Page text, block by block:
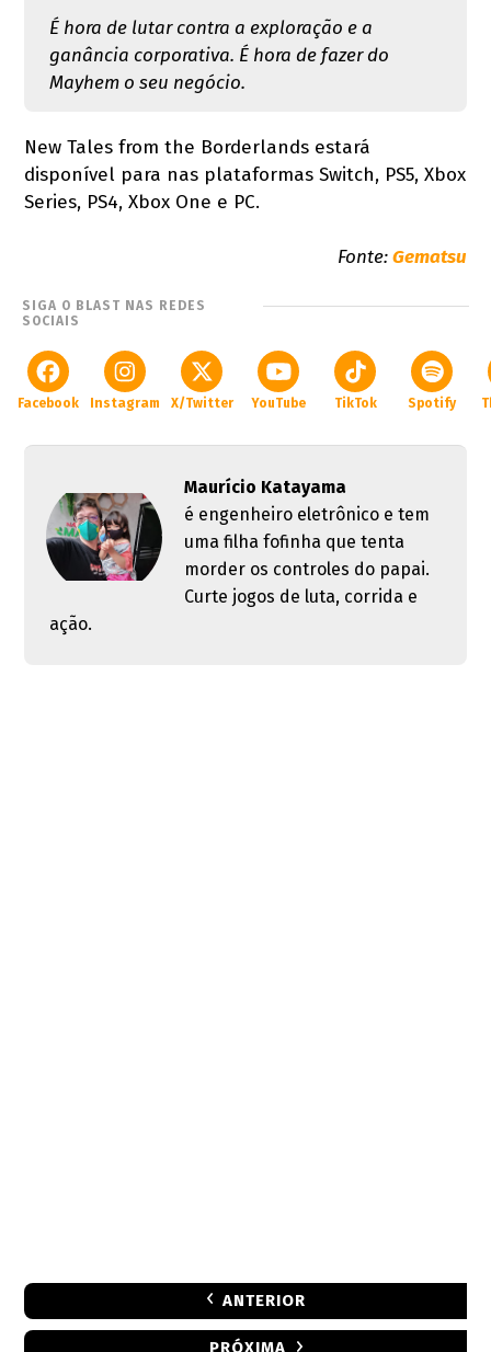
É hora de lutar contra a exploração e a
ganância corporativa. É hora de fazer do
Mayhem o seu negócio.
New Tales from the Borderlands estará
disponível para nas plataformas Switch, PS5, Xbox
Series, PS4, Xbox One e PC.
Fonte:Gematsu
SIGA O BLAST NAS REDES
SOCIAIS
Facebook Instagram X/Twitter YouTube TikTok Spotify
Maurício Katayama
é engenheiro eletrônico e tem
uma filha fofinha que tenta
morder os controles do papai.
Curte jogos de luta, corrida e
ação.
ANTERIOR
PRÓXIMA